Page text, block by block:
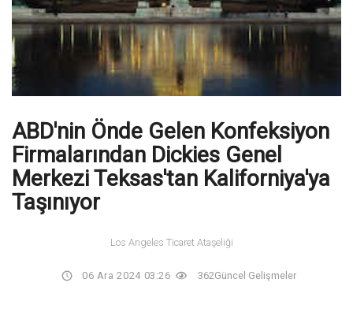
ABD'nin Önde Gelen Konfeksiyon
Firmalarından Dickies Genel
Merkezi Teksas'tan Kaliforniya'ya
Taşınıyor
Los Angeles Ticaret Ataşeliği
06 Ara 2024 03:26 362Güncel Gelişmeler